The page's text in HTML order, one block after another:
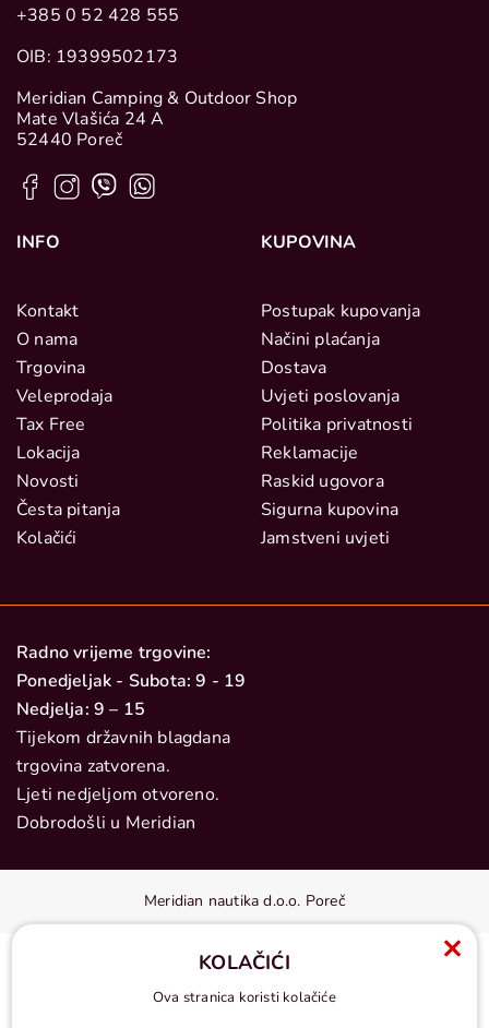
+385 0 52 428 555
OIB: 19399502173
Meridian Camping & Outdoor Shop
Mate Vlašića 24 A
52440 Poreč
INFO
Kontakt
O nama
Trgovina
Veleprodaja
Tax Free
Lokacija
Novosti
Česta pitanja
Kolačići
KUPOVINA
Postupak kupovanja
Načini plaćanja
Dostava
Uvjeti poslovanja
Politika privatnosti
Reklamacije
Raskid ugovora
Sigurna kupovina
Jamstveni uvjeti
Radno vrijeme trgovine:
Ponedjeljak - Subota: 9 - 19
Nedjelja: 9 – 15
Tijekom državnih blagdana
trgovina zatvorena.
Ljeti nedjeljom otvoreno.
Dobrodošli u Meridian
Meridian nautika d.o.o. Poreč
KOLAČIĆI
Ova stranica koristi kolačiće